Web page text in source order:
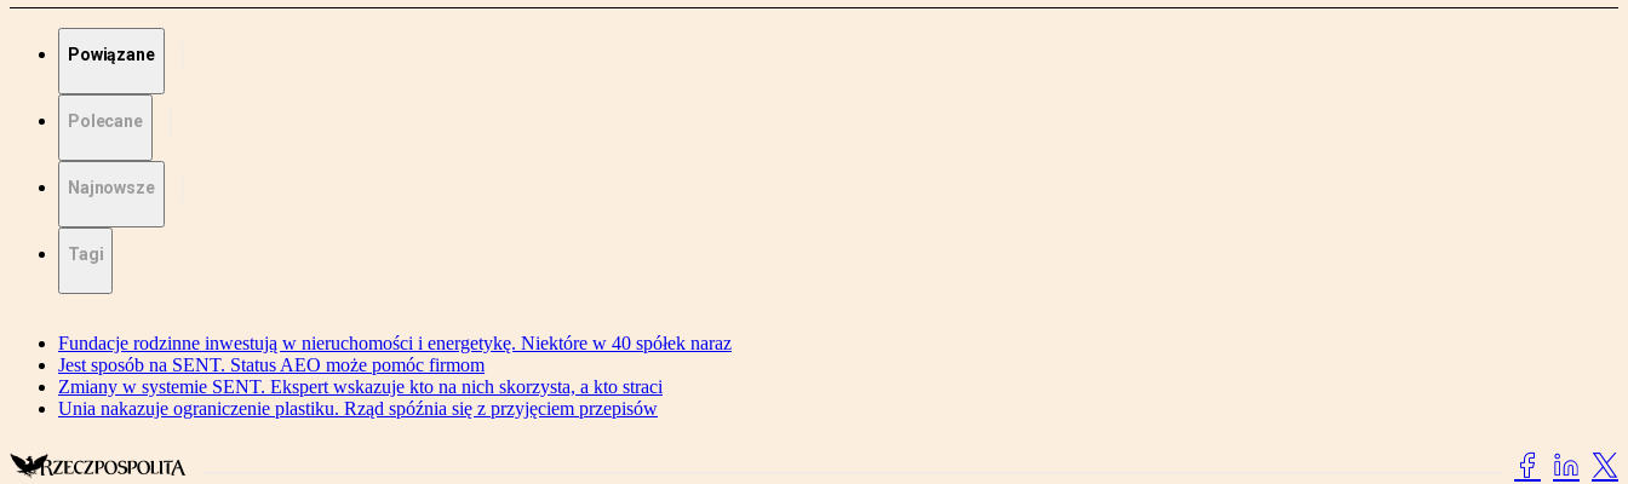
Powiązane
Polecane
Najnowsze
Tagi
Fundacje rodzinne inwestują w nieruchomości i energetykę. Niektóre w 40 spółek naraz
Jest sposób na SENT. Status AEO może pomóc firmom
Zmiany w systemie SENT. Ekspert wskazuje kto na nich skorzysta, a kto straci
Unia nakazuje ograniczenie plastiku. Rząd spóźnia się z przyjęciem przepisów